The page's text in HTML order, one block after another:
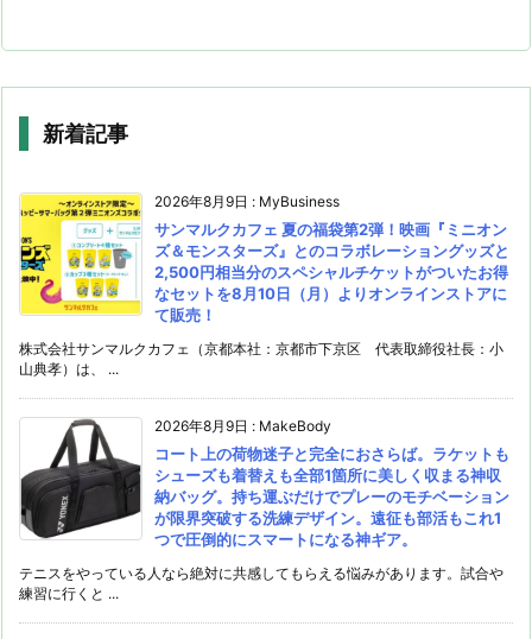
新着記事
2026年8月9日 : MyBusiness
サンマルクカフェ 夏の福袋第2弾！映画『ミニオン
ズ＆モンスターズ』とのコラボレーショングッズと
2,500円相当分のスペシャルチケットがついたお得
なセットを8月10日（月）よりオンラインストアに
て販売！
株式会社サンマルクカフェ（京都本社：京都市下京区 代表取締役社長：小
山典孝）は、 ...
2026年8月9日 : MakeBody
コート上の荷物迷子と完全におさらば。ラケットも
シューズも着替えも全部1箇所に美しく収まる神収
納バッグ。持ち運ぶだけでプレーのモチベーション
が限界突破する洗練デザイン。遠征も部活もこれ1
つで圧倒的にスマートになる神ギア。
テニスをやっている人なら絶対に共感してもらえる悩みがあります。試合や
練習に行くと ...